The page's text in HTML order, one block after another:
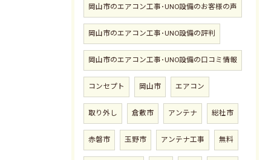
岡山市のエアコン工事･UNO設備のお客様の声
岡山市のエアコン工事･UNO設備の評判
岡山市のエアコン工事･UNO設備の口コミ情報
コンセプト 岡山市 エアコン
取り外し 倉敷市 アンテナ 総社市
赤磐市 玉野市 アンテナ工事 無料
お問い合わせはこちら